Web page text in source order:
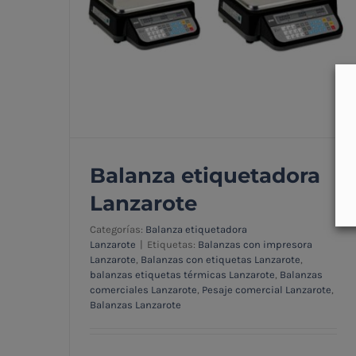
Balanza etiquetadora Lanzarote
Balanza etiquetadora
Lanzarote
Categorías: Balanza etiquetadora
Lanzarote
Etiquetas: Balanzas con impresora
Lanzarote, Balanzas con etiquetas Lanzarote,
balanzas etiquetas térmicas Lanzarote, Balanzas
comerciales Lanzarote, Pesaje comercial Lanzarote,
Balanzas Lanzarote